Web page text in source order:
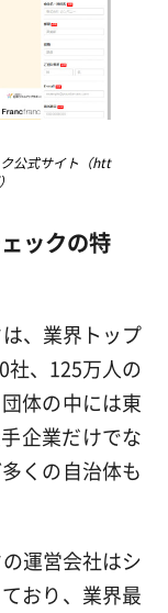
公式サイト（htt
ックの特
、業界トップ
社、125万人の
体の中には東
企業だけでな
くの自治体も
運営会社はシ
おり、業界最